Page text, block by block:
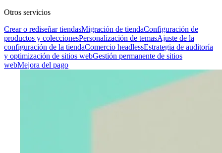
Otros servicios
Crear o rediseñar tiendasMigración de tiendaConfiguración de
productos y coleccionesPersonalización de temasAjuste de la
configuración de la tiendaComercio headlessEstrategia de auditoría
y optimización de sitios webGestión permanente de sitios
webMejora del pago